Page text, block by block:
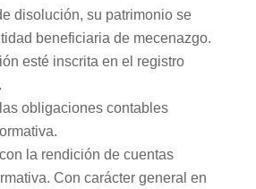
disolución, su patrimonio se
beneficiaria de mecenazgo.
esté inscrita en el registro
obligaciones contables
la rendición de cuentas
Con carácter general en